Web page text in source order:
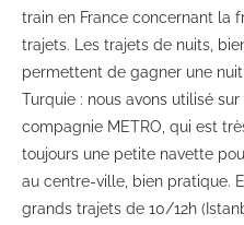
train en France concernant la
trajets. Les trajets de nuits,
permettent de gagner une
Turquie : nous avons utilisé
compagnie METRO, qui est
toujours une petite navette
au centre-ville, bien pratique.
grands trajets de 10/12h